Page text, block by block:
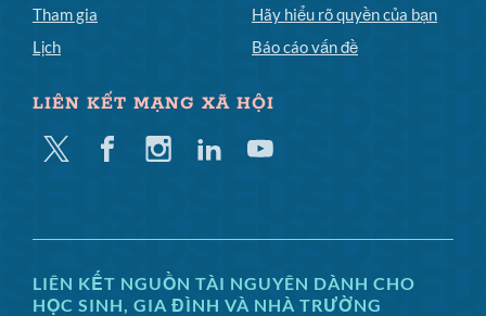
Tham gia
Lịch
Hãy hiểu rõ quyền của bạn
Báo cáo vấn đề
LIÊN KẾT MẠNG XÃ HỘI
Twitter FacebookInstagramLinkedinYouTube
LIÊN KẾT NGUỒN TÀI NGUYÊN DÀNH CHO
HỌC SINH, GIA ĐÌNH VÀ NHÀ TRƯỜNG